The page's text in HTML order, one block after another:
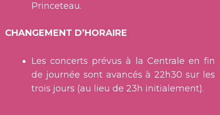
Princeteau.
CHANGEMENT D’HORAIRE
Les concerts prévus à la Centrale en fin
de journée sont avancés à 22h30 sur les
trois jours (au lieu de 23h initialement).